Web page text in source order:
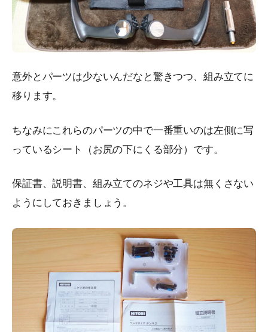
意外とパーツは少ないんだなと驚きつつ、組み立てに
移ります。
ちなみにこれらのパーツの中で一番重いのは左側に写
っているシート（お尻の下にくる部分）です。
保証書、説明書、組み立てのネジや工具は無くさない
ようにしておきましょう。